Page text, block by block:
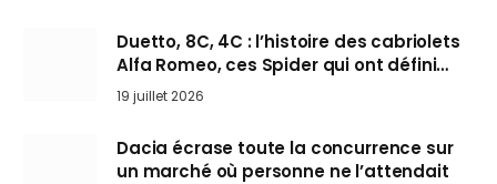
Duetto, 8C, 4C : l’histoire des cabriolets
Alfa Romeo, ces Spider qui ont défini
l’art de rouler cheveux au vent
19 juillet 2026
Dacia écrase toute la concurrence sur
un marché où personne ne l’attendait